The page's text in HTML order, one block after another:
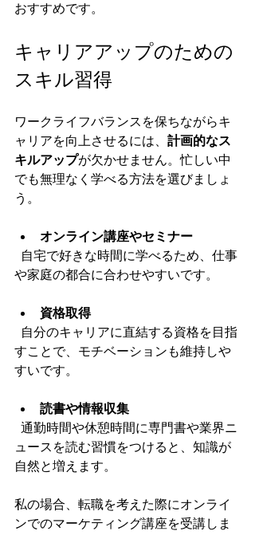
おすすめです。
キャリアアップのための
スキル習得
ワークライフバランスを保ちながらキ
ャリアを向上させるには、 計画的なス
キルアップが欠かせません。忙しい中
でも無理なく学べる方法を選びましょ
う。
オンライン講座やセミナー
や家庭の都合に合わせやすいです。
資格取得
すことで、モチベーションも維持しや
すいです。
読書や情報収集
ュースを読む習慣をつけると、知識が
自然と増えます。
私の場合、転職を考えた際にオンライ
ンでのマーケティング講座を受講しま